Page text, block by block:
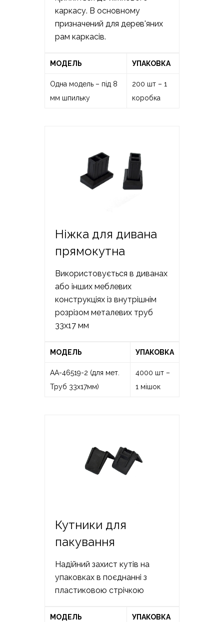
каркасу. В основному
призначений для дерев'яних
рам каркасів.
МОДЕЛЬ УПАКОВКА
Одна модель – під 8
мм шпильку
200 шт – 1
коробка
Ніжка для дивана
прямокутна
Використовується в диванах
або інших меблевих
конструкціях із внутрішнім
розрізом металевих труб
33х17 мм
МОДЕЛЬ УПАКОВКА
AA-46519-2 (для мет.
Труб 33х17мм)
4000 шт –
1 мішок
Кутники для
пакування
Надійний захист кутів на
упаковках в поєднанні з
пластиковою стрічкою
МОДЕЛЬ УПАКОВКА